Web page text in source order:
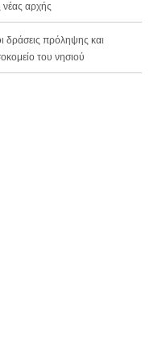
νέας αρχής
δράσεις πρόληψης και
του νησιού